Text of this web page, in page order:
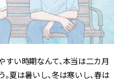
い時期なんて、本当は二カ月
夏は暑いし、冬は寒いし、春は